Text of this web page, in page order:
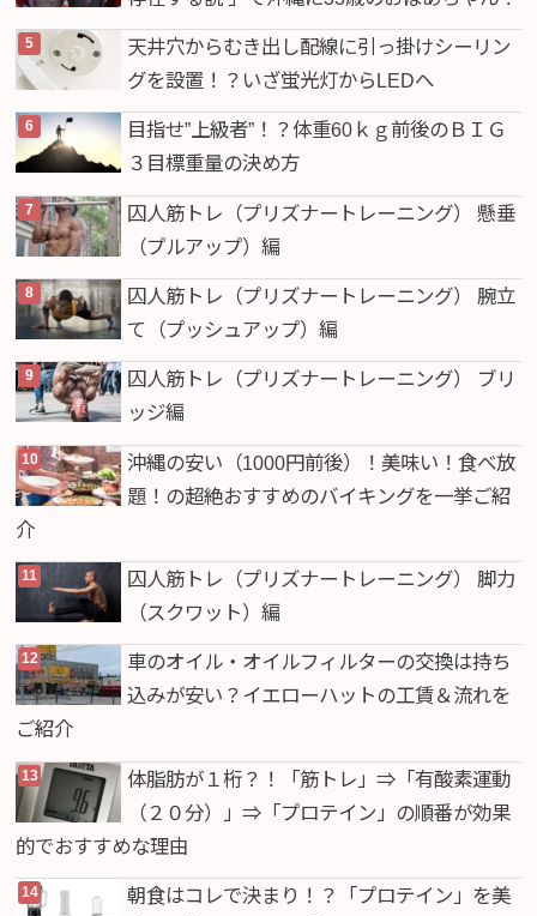
天井穴からむき出し配線に引っ掛けシーリン
グを設置！？いざ蛍光灯からLEDへ
目指せ”上級者”！？体重60ｋｇ前後のＢＩＧ
３目標重量の決め方
囚人筋トレ（プリズナートレーニング） 懸垂
（プルアップ）編
囚人筋トレ（プリズナートレーニング） 腕立
て（プッシュアップ）編
囚人筋トレ（プリズナートレーニング） ブリ
ッジ編
沖縄の安い（1000円前後）！美味い！食べ放
題！の超絶おすすめのバイキングを一挙ご紹
介
囚人筋トレ（プリズナートレーニング） 脚力
（スクワット）編
車のオイル・オイルフィルターの交換は持ち
込みが安い？イエローハットの工賃＆流れを
ご紹介
体脂肪が１桁？！「筋トレ」⇒「有酸素運動
（２０分）」⇒「プロテイン」の順番が効果
的でおすすめな理由
朝食はコレで決まり！？「プロテイン」を美